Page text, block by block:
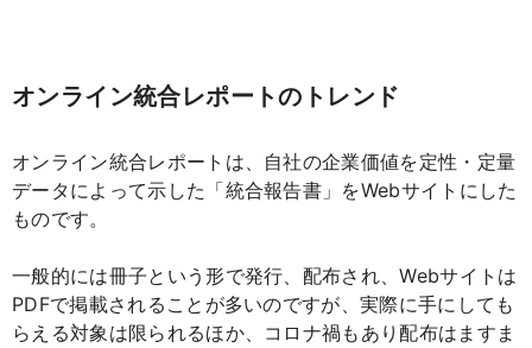
オンライン統合レポートのトレンド
オンライン統合レポートは、自社の企業価値を定性・定量
データによって示した「統合報告書」をWebサイトにした
ものです。
一般的には冊子という形で発行、配布され、Webサイトは
PDFで掲載されることが多いのですが、実際に手にしても
らえる対象は限られるほか、コロナ禍もあり配布はますま